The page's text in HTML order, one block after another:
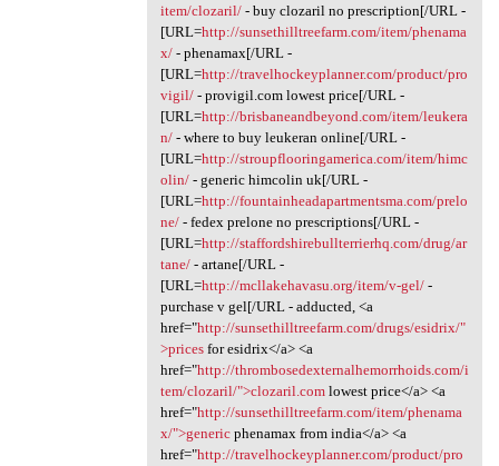
item/clozaril/- buy clozaril no prescription[/URL -
[URL=http://sunsethilltreefarm.com/item/phenama
x/- phenamax[/URL -
[URL=http://travelhockeyplanner.com/product/pro
vigil/- provigil.com lowest price[/URL -
[URL=http://brisbaneandbeyond.com/item/leukera
n/- where to buy leukeran online[/URL -
[URL=http://stroupflooringamerica.com/item/himc
olin/- generic himcolin uk[/URL -
[URL=http://fountainheadapartmentsma.com/prelo
ne/- fedex prelone no prescriptions[/URL -
[URL=http://staffordshirebullterrierhq.com/drug/ar
tane/- artane[/URL -
[URL=http://mcllakehavasu.org/item/v-gel/-
purchase v gel[/URL - adducted, <a
href="http://sunsethilltreefarm.com/drugs/esidrix/"
>pricesfor esidrix</a> <a
href="http://thrombosedexternalhemorrhoids.com/i
tem/clozaril/">clozaril.comlowest price</a> <a
href="http://sunsethilltreefarm.com/item/phenama
x/">genericphenamax from india</a> <a
href="http://travelhockeyplanner.com/product/pro